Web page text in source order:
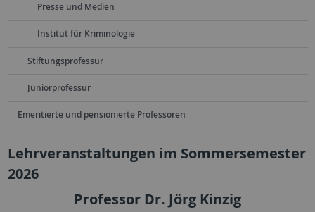
Presse und Medien
Institut für Kriminologie
Stiftungsprofessur
Juniorprofessur
Emeritierte und pensionierte Professoren
Lehrveranstaltungen im Sommersemester
2026
Professor Dr. Jörg Kinzig